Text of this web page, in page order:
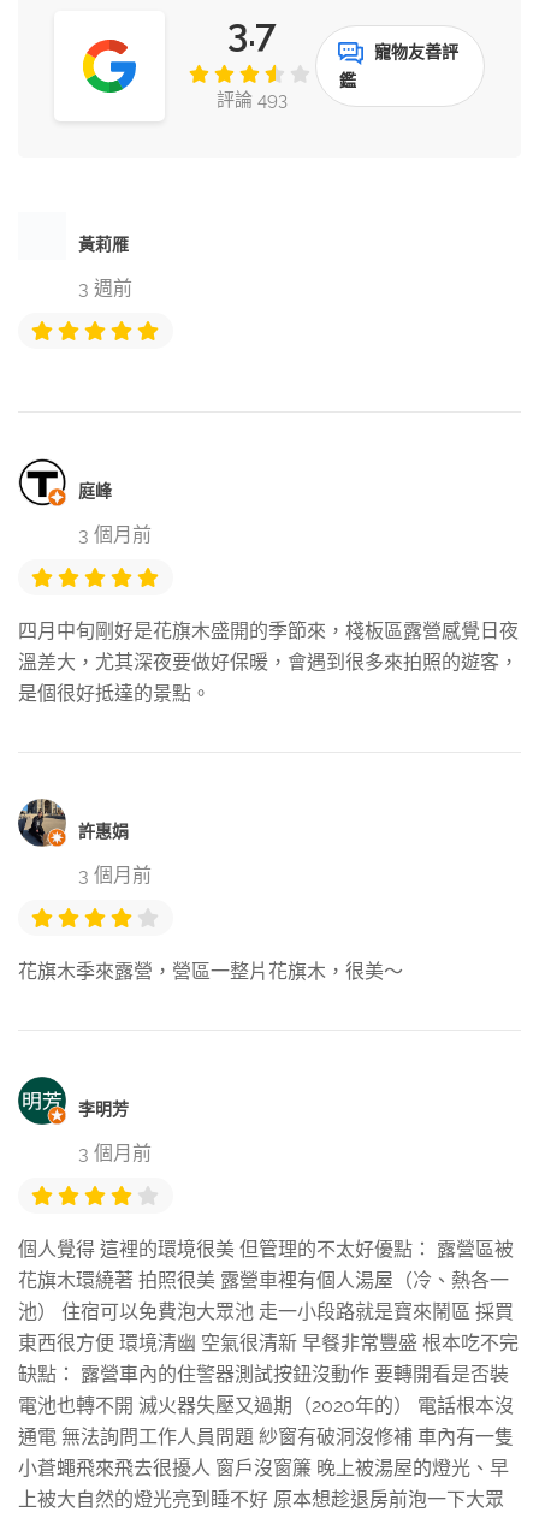
3.7
評論 493
寵物友善評
鑑
黃莉雁
3 週前
庭峰
3 個月前
四月中旬剛好是花旗木盛開的季節來，棧板區露營感覺日夜
溫差大，尤其深夜要做好保暖，會遇到很多來拍照的遊客，
是個很好抵達的景點。
許惠娟
3 個月前
花旗木季來露營，營區一整片花旗木，很美～
李明芳
3 個月前
個人覺得 這裡的環境很美 但管理的不太好優點： 露營區被
花旗木環繞著 拍照很美 露營車裡有個人湯屋（冷、熱各一
池） 住宿可以免費泡大眾池 走一小段路就是寶來鬧區 採買
東西很方便 環境清幽 空氣很清新 早餐非常豐盛 根本吃不完
缺點： 露營車內的住警器測試按鈕沒動作 要轉開看是否裝
電池也轉不開 滅火器失壓又過期（2020年的） 電話根本沒
通電 無法詢問工作人員問題 紗窗有破洞沒修補 車內有一隻
小蒼蠅飛來飛去很擾人 窗戶沒窗簾 晚上被湯屋的燈光、早
上被大自然的燈光亮到睡不好 原本想趁退房前泡一下大眾